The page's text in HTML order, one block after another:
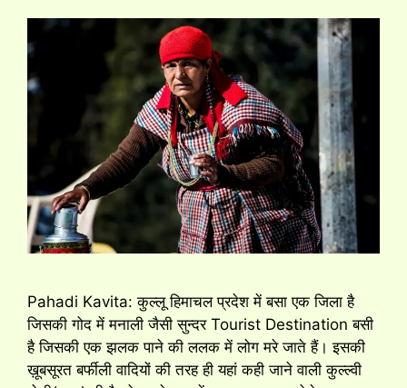
Pahadi Kavita: कुल्लू हिमाचल प्रदेश में बसा एक जिला है
जिसकी गोद में मनाली जैसी सुन्दर Tourist Destination बसी
है जिसकी एक झलक पाने की ललक में लोग मरे जाते हैं। इसकी
ख़ूबसूरत बर्फीली वादियों की तरह ही यहां कही जाने वाली कुल्ल्वी